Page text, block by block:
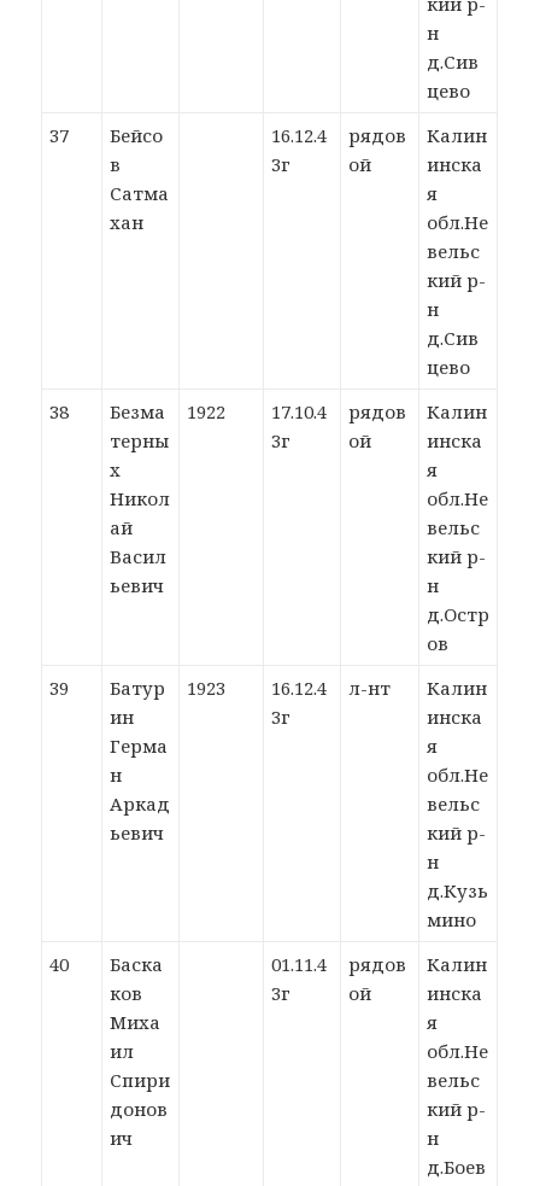
н
д.Сив
цево
37
Бейсо
в
Сатма
хан
16.12.4
3г
рядов
ой
Калин
инска
я
обл.Не
вельс
кий р-
н
д.Сив
цево
38
Безма
терны
х
Никол
ай
Васил
ьевич
1922
17.10.4
3г
рядов
ой
Калин
инска
я
обл.Не
вельс
кий р-
н
д.Остр
ов
39
Батур
ин
Герма
н
Аркад
ьевич
1923
16.12.4
3г
л-нт
Калин
инска
я
обл.Не
вельс
кий р-
н
д.Кузь
мино
40
Баска
ков
Миха
ил
Спири
донов
ич
01.11.4
3г
рядов
ой
Калин
инска
я
обл.Не
вельс
кий р-
н
д.Боев